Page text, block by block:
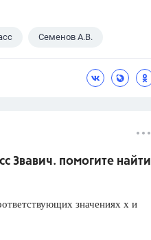
Семенов А.В.
Звавич. помогите найти
значениях х и